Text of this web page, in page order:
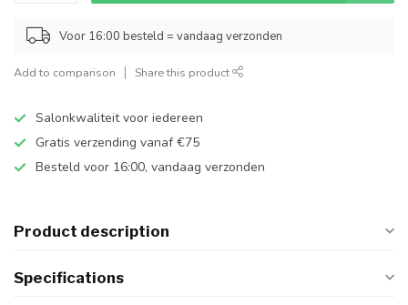
Voor 16:00 besteld = vandaag verzonden
Add to comparison Share this product
Salonkwaliteit voor iedereen
Gratis verzending vanaf €75
Besteld voor 16:00, vandaag verzonden
Product description
Specifications